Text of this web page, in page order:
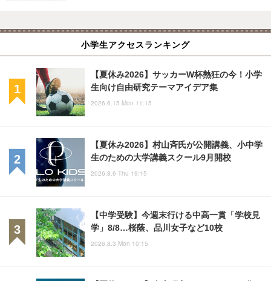
小学生アクセスランキング
【夏休み2026】サッカーW杯熱狂の今！小学
生向け自由研究テーマアイデア集
2026.6.15 Mon 11:15
【夏休み2026】村山斉氏が公開講義、小中学
生のための大学講義スクール9月開校
2026.8.6 Thu 19:15
【中学受験】今週末行ける中高一貫「学校見
学」8/8…桜蔭、品川女子など10校
2026.8.3 Mon 10:15